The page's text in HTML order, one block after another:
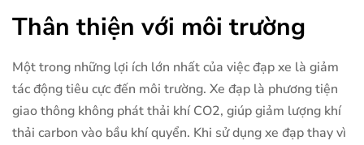
Thân thiện với môi trường
Một trong những lợi ích lớn nhất của việc đạp xe là giảm
tác động tiêu cực đến môi trường. Xe đạp là phương tiện
giao thông không phát thải khí CO2, giúp giảm lượng khí
thải carbon vào bầu khí quyển. Khi sử dụng xe đạp thay vì